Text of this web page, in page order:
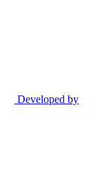
Developed by